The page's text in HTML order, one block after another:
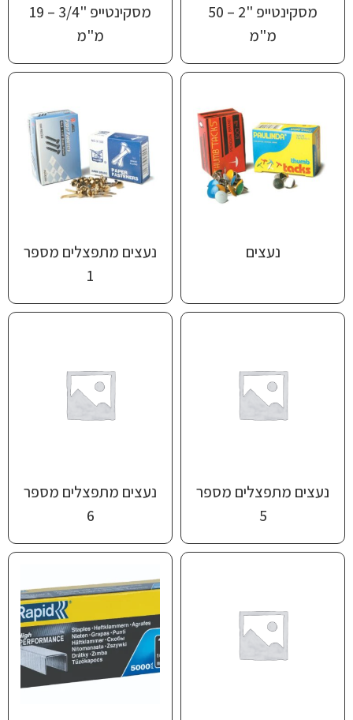
מסקינטייפ "2 – 50
מ"מ
מסקינטייפ "3/4 – 19
מ"מ
נעצים
נעצים מתפצלים מספר
1
נעצים מתפצלים מספר
5
נעצים מתפצלים מספר
6